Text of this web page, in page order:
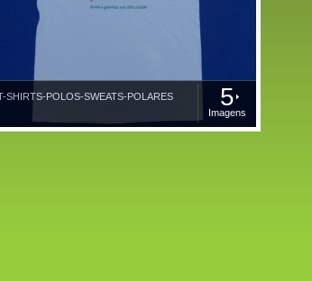
SHIRTS-POLOS-SWEATS-POLARES 5
Imagens